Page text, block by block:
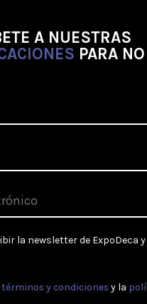
A NUESTRAS
PARA
la newsletter de ExpoDeca
términos y condiciones y la